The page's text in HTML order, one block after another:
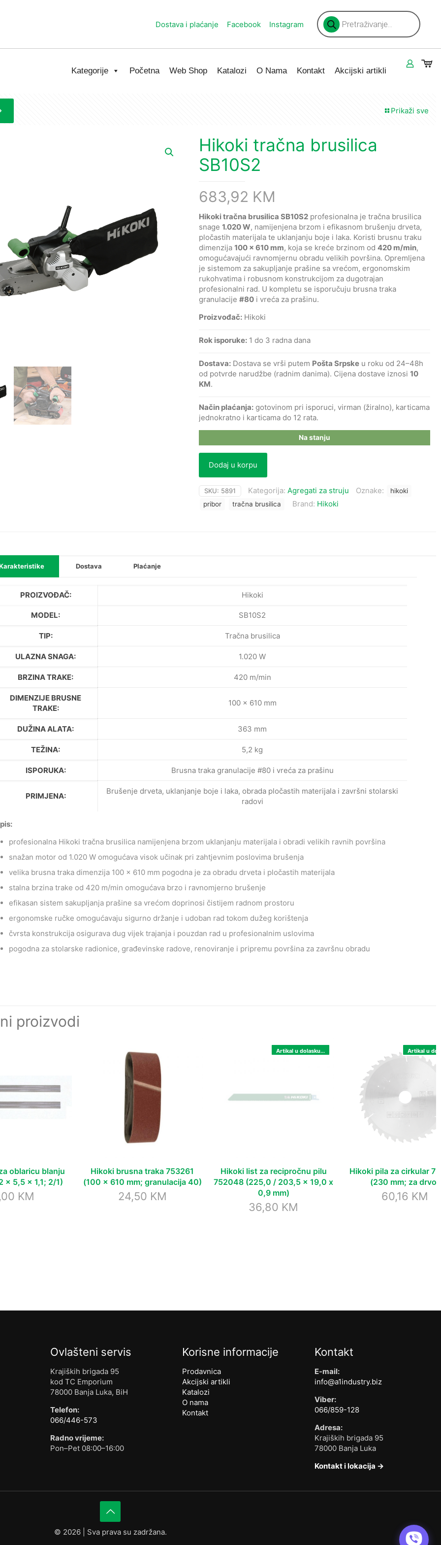
Dostava i plaćanje Facebook Instagram
Products
search
Kategorije Početna Web Shop Katalozi O Nama Kontakt Akcijski artikli
Prikaži sve
Hikoki tračna brusilica
SB10S2
683,92 KM
Hikoki tračna brusilica SB10S2 profesionalna je tračna brusilica
snage 1.020 W, namijenjena brzom i efikasnom brušenju drveta,
pločastih materijala te uklanjanju boje i laka. Koristi brusnu traku
dimenzija 100 × 610 mm, koja se kreće brzinom od 420 m/min,
omogućavajući ravnomjernu obradu velikih površina. Opremljena
je sistemom za sakupljanje prašine sa vrećom, ergonomskim
rukohvatima i robusnom konstrukcijom za dugotrajan
profesionalni rad. U kompletu se isporučuju brusna traka
granulacije #80 i vreća za prašinu.
Proizvođač: Hikoki
Rok isporuke: 1 do 3 radna dana
Dostava: Dostava se vrši putem Pošta Srpske u roku od 24–48h
od potvrde narudžbe (radnim danima). Cijena dostave iznosi 10
KM.
Način plaćanja: gotovinom pri isporuci, virman (žiralno), karticama
jednokratno i karticama do 12 rata.
Na stanju
Dodaj u korpu
SKU: 5891 Kategorija: Agregati za struju Oznake:
hikoki
pribor
tračna brusilica Brand: Hikoki
Dostava Plaćanje
PROIZVOĐAČ: Hikoki
MODEL: SB10S2
TIP: Tračna brusilica
ULAZNA SNAGA: 1.020 W
BRZINA TRAKE: 420 m/min
DIMENZIJE BRUSNE
TRAKE:
100 × 610 mm
DUŽINA ALATA: 363 mm
TEŽINA: 5,2 kg
ISPORUKA: Brusna traka granulacije #80 i vreća za prašinu
PRIMJENA:
Brušenje drveta, uklanjanje boje i laka, obrada pločastih materijala i završni stolarski
radovi
profesionalna Hikoki tračna brusilica namijenjena brzom uklanjanju materijala i obradi velikih ravnih površina
snažan motor od 1.020 W omogućava visok učinak pri zahtjevnim poslovima brušenja
velika brusna traka dimenzija 100 × 610 mm pogodna je za obradu drveta i pločastih materijala
stalna brzina trake od 420 m/min omogućava brzo i ravnomjerno brušenje
efikasan sistem sakupljanja prašine sa vrećom doprinosi čistijem radnom prostoru
ergonomske ručke omogućavaju sigurno držanje i udoban rad tokom dužeg korištenja
čvrsta konstrukcija osigurava dug vijek trajanja i pouzdan rad u profesionalnim uslovima
pogodna za stolarske radionice, građevinske radove, renoviranje i pripremu površina za završnu obradu
proizvodi
oblaricu blanju
x 5,5 x 1,1; 2/1)
KM
Hikoki brusna traka 753261
(100 x 610 mm; granulacija 40)
24,50 KM
Artikal u dolasku...
Hikoki list za recipročnu pilu
752048 (225,0 / 203,5 x 19,0 x
0,9 mm)
36,80 KM
Artikal u
Hikoki pila za cirkular
(230 mm; za drvo)
60,16 KM
Ovlašteni servis
Krajiških brigada 95
kod TC Emporium
78000 Banja Luka, BiH
Telefon:
066/446-573
Radno vrijeme:
Pon–Pet 08:00–16:00
Korisne informacije
Prodavnica
Akcijski artikli
Katalozi
O nama
Kontakt
Kontakt
E-mail:
info@a1industry.biz
Viber:
066/859-128
Adresa:
Krajiških brigada 95
78000 Banja Luka
Kontakt i lokacija →
© 2026 | Sva prava su zadržana.